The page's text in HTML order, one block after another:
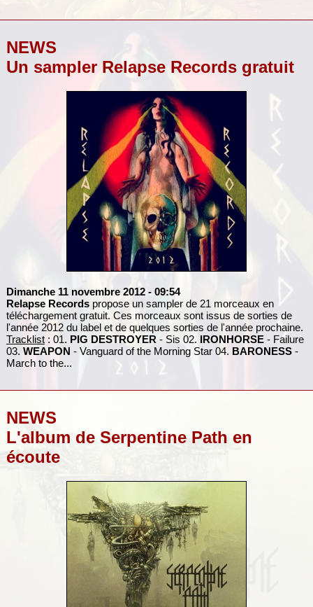
NEWS
Un sampler Relapse Records gratuit
Dimanche 11 novembre 2012 - 09:54
Relapse Recordspropose un sampler de 21 morceaux en
téléchargement gratuit. Ces morceaux sont issus de sorties de
l'année 2012 du label et de quelques sorties de l'année prochaine.
Tracklist: 01. PIG DESTROYER - Sis 02. IRONHORSE- Failure
03. WEAPON - Vanguard of the Morning Star 04. BARONESS-
March to the...
NEWS
L'album de Serpentine Path en
écoute